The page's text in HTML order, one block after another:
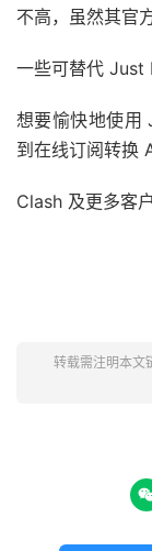
不高，虽然其官
一些可替代 Just
想要愉快地使用
到在线订阅转换
Clash 及更多客
转载需注明本文